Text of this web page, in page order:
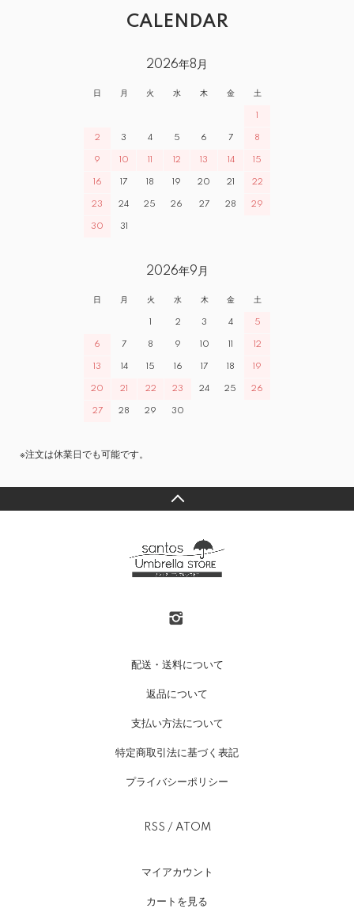
CALENDAR
2026年8月
日 月 火 水 木 金 土
1
2 3 4 5 6 7 8
9 10 11 12 13 14 15
16 17 18 19 20 21 22
23 24 25 26 27 28 29
30 31
2026年9月
日 月 火 水 木 金 土
1 2 3 4 5
6 7 8 9 10 11 12
13 14 15 16 17 18 19
20 21 22 23 24 25 26
27 28 29 30
※注文は休業日でも可能です。
配送・送料について
返品について
支払い方法について
特定商取引法に基づく表記
プライバシーポリシー
RSS / ATOM
マイアカウント
カートを見る